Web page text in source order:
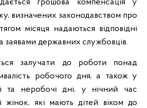
грошова компенсація у
визначених законодавством про
місяця надаються відповідні
заявами державних службовців.
залучати до роботи понад
робочого дня, а також у
та неробочі дні, у нічний час
жінок, які мають дітей віком до